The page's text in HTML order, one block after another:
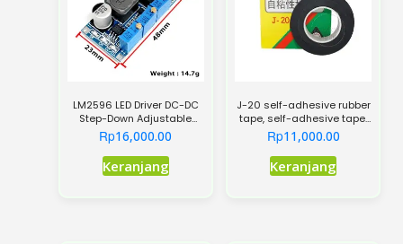
LM2596 LED Driver DC-DC
Step-Down Adjustable
CC/CV Power Supply
Module Battery Charger
Adjustable Constant
Current
Rp16,000.00
Keranjang
J-20 self-adhesive rubber
tape, self-adhesive tape,
insulating tape,
Rp11,000.00
Keranjang